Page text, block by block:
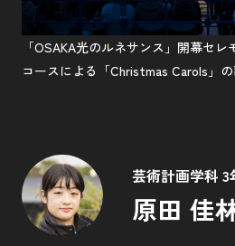
「OSAKA光のルネサンス」開幕セ
コースによる「Christmas Carols」
芸術計画学科 3
原田 佳